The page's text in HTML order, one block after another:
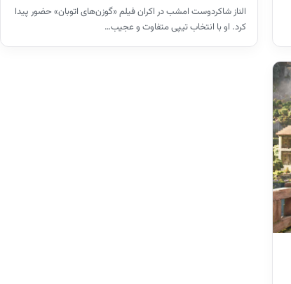
الناز شاکردوست امشب در اکران فیلم «گوزن‌های اتوبان» حضور پیدا
کرد. او با انتخاب تیپی متفاوت و عجیب…